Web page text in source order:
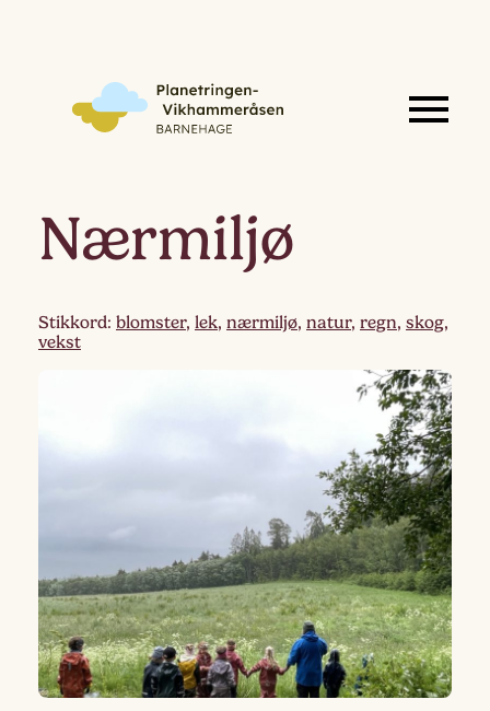
Nærmiljø
Stikkord: blomster, lek, nærmiljø, natur, regn, skog,
vekst